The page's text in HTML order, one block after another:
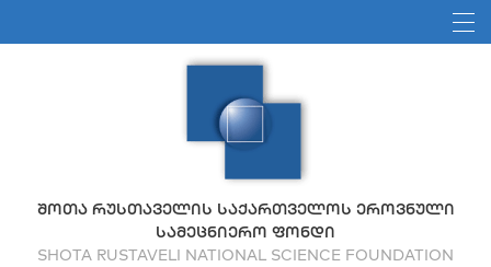
ᲨᲝᲗᲐ ᲠᲣᲡᲗᲐᲕᲔᲚᲘᲡ ᲡᲐᲥᲐᲠᲗᲕᲔᲚᲝᲡ ᲔᲠᲝᲕᲜᲣᲚᲘ
ᲡᲐᲛᲔᲪᲜᲘᲔᲠᲝ ᲤᲝᲜᲓᲘ
SHOTA RUSTAVELI NATIONAL SCIENCE FOUNDATION